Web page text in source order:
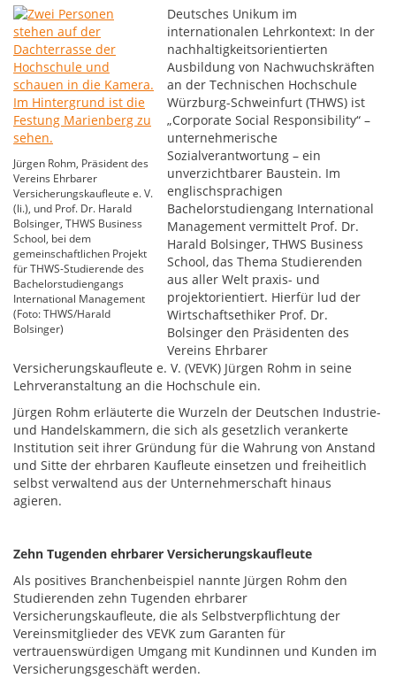
Jürgen Rohm, Präsident des
Vereins Ehrbarer
Versicherungskaufleute e. V.
(li.), und Prof. Dr. Harald
Bolsinger, THWS Business
School, bei dem
gemeinschaftlichen Projekt
für THWS-Studierende des
Bachelorstudiengangs
International Management
(Foto: THWS/Harald
Bolsinger)
Deutsches Unikum im
internationalen Lehrkontext: In der
nachhaltigkeitsorientierten
Ausbildung von Nachwuchskräften
an der Technischen Hochschule
Würzburg-Schweinfurt (THWS) ist
„Corporate Social Responsibility“ –
unternehmerische
Sozialverantwortung – ein
unverzichtbarer Baustein. Im
englischsprachigen
Bachelorstudiengang International
Management vermittelt Prof. Dr.
Harald Bolsinger, THWS Business
School, das Thema Studierenden
aus aller Welt praxis- und
projektorientiert. Hierfür lud der
Wirtschaftsethiker Prof. Dr.
Bolsinger den Präsidenten des
Vereins Ehrbarer
Versicherungskaufleute e. V. (VEVK) Jürgen Rohm in seine
Lehrveranstaltung an die Hochschule ein.
Jürgen Rohm erläuterte die Wurzeln der Deutschen Industrie-
und Handelskammern, die sich als gesetzlich verankerte
Institution seit ihrer Gründung für die Wahrung von Anstand
und Sitte der ehrbaren Kaufleute einsetzen und freiheitlich
selbst verwaltend aus der Unternehmerschaft hinaus
agieren.
Zehn Tugenden ehrbarer Versicherungskaufleute
Als positives Branchenbeispiel nannte Jürgen Rohm den
Studierenden zehn Tugenden ehrbarer
Versicherungskaufleute, die als Selbstverpflichtung der
Vereinsmitglieder des VEVK zum Garanten für
vertrauenswürdigen Umgang mit Kundinnen und Kunden im
Versicherungsgeschäft werden.